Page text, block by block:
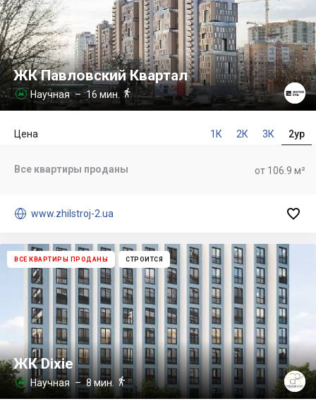
ЖК Павловский Квартал
 Научная– 16 мин. 
1К 2К 3К 2ур
Цена
от 106.9 м²
Все квартиры проданы
 www.zhilstroj-2.ua 
ВСЕ КВАРТИРЫ ПРОДАНЫ СТРОИТСЯ
ЖК Dixie
 Научная – 8 мин. 